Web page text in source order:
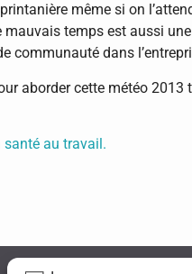
même si on
temps est aussi
communauté dans
aborder cette météo 2013
au travail.